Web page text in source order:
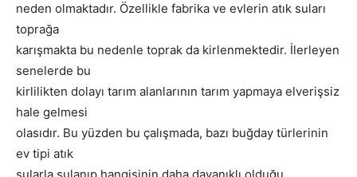
neden olmaktadır. Özellikle fabrika ve evlerin atık suları
toprağa
karışmakta bu nedenle toprak da kirlenmektedir. İlerleyen
senelerde bu
kirlilikten dolayı tarım alanlarının tarım yapmaya elverişsiz
hale gelmesi
olasıdır. Bu yüzden bu çalışmada, bazı buğday türlerinin
ev tipi atık